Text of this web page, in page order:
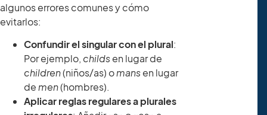
algunos errores comunes y cómo
evitarlos:
Confundir el singular con el plural:
Por ejemplo, childsen lugar de
children(niños/as) omansen lugar
demen(hombres).
Aplicar reglas regulares a plurales